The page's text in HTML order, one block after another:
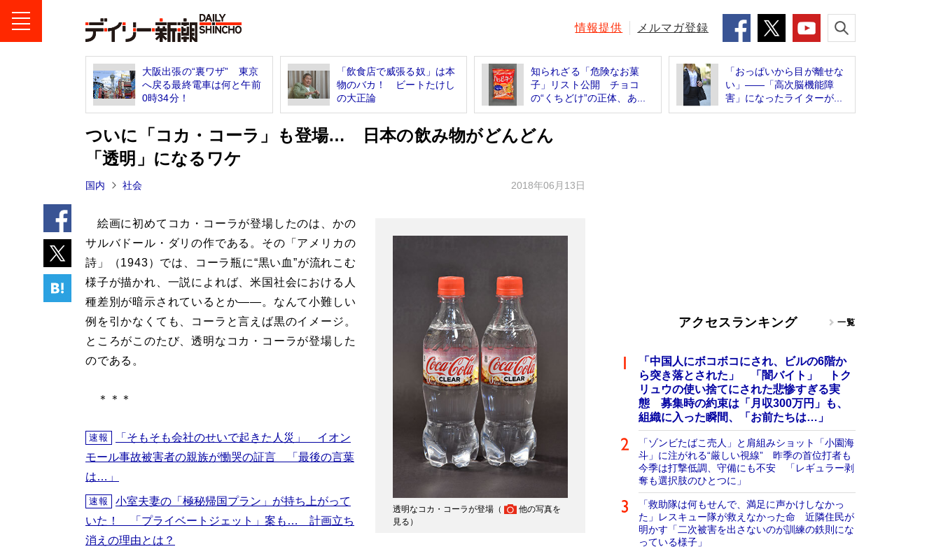
情報提供 メルマガ登録
大阪出張の“裏ワザ” 東京
へ戻る最終電車は何と午前
0時34分！
「飲食店で威張る奴」は本
物のバカ！ ビートたけし
の大正論
知られざる「危険なお菓
子」リスト公開 チョコ
の“くちどけ”の正体、あ...
「おっぱいから目が離せな
い」――「高次脳機能障
害」になったライターが...
ついに「コカ・コーラ」も登場… 日本の飲み物がどんどん
「透明」になるワケ
国内 社会 2018年06月13日
透明なコカ・コーラが登場（
他の写真を
見る ）
絵画に初めてコカ・コーラが登場したのは、かの
サルバドール・ダリの作である。その「アメリカの
詩」（1943）では、コーラ瓶に“黒い血”が流れこむ
様子が描かれ、一説によれば、米国社会における人
種差別が暗示されているとか――。なんて小難しい
例を引かなくても、コーラと言えば黒のイメージ。
ところがこのたび、透明なコカ・コーラが登場した
のである。
＊＊＊
速報
「そもそも会社のせいで起きた人災」 イオン
モール事故被害者の親族が慟哭の証言 「最後の言葉
は…」
速報
小室夫妻の「極秘帰国プラン」が持ち上がって
いた！ 「プライベートジェット」案も… 計画立ち
消えの理由とは？
アクセスランキング 一覧
「中国人にボコボコにされ、ビルの6階か
ら突き落とされた」 「闇バイト」 トク
リュウの使い捨てにされた悲惨すぎる実
態 募集時の約束は「月収300万円」も、
組織に入った瞬間、「お前たちは…」
「ゾンビたばこ売人」と肩組みショット「小園海
斗」に注がれる“厳しい視線” 昨季の首位打者も
今季は打撃低調、守備にも不安 「レギュラー剥
奪も選択肢のひとつに」
「救助隊は何もせんで、満足に声かけしなかっ
た」レスキュー隊が救えなかった命 近隣住民が
明かす「二次被害を出さないのが訓練の鉄則にな
っている様子」